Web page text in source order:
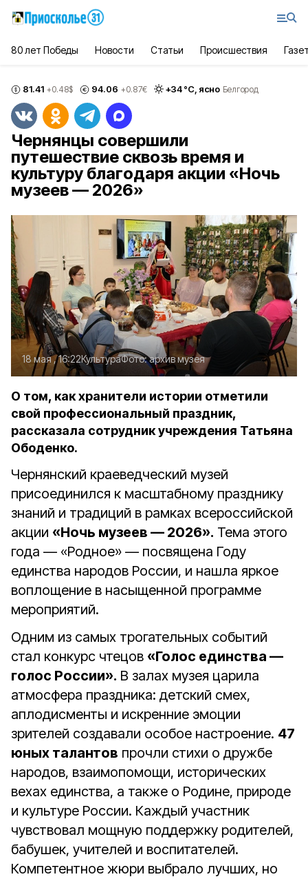
80 лет Победы Новости Статьи Происшествия
81.41 +0.48$ 94.06 +0.87€ +34°С, ясно Белгород
Чернянцы совершили
путешествие сквозь время и
культуру благодаря акции «Ночь
музеев — 2026»
18 мая , 16:22КультураФото:архив музея
О том, как хранители истории отметили
свой профессиональный праздник,
рассказала сотрудник учреждения Татьяна
Ободенко.
Чернянский краеведческий музей
присоединился к масштабному празднику
знаний и традиций в рамках всероссийской
акции «Ночь музеев — 2026». Тема этого
года — «Родное» — посвящена Году
единства народов России, и нашла яркое
воплощение в насыщенной программе
мероприятий.
Одним из самых трогательных событий
стал конкурс чтецов «Голос единства —
голос России». В залах музея царила
атмосфера праздника: детский смех,
аплодисменты и искренние эмоции
зрителей создавали особое настроение. 47
юных талантов прочли стихи о дружбе
народов, взаимопомощи, исторических
вехах единства, а также о Родине, природе
и культуре России. Каждый участник
чувствовал мощную поддержку родителей,
бабушек, учителей и воспитателей.
Компетентное жюри выбрало лучших, но